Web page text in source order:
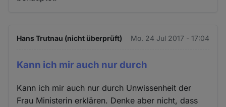
Hans Trutnau (nicht überprüft) Mo. 24 Jul 2017 - 17:04
Kann ich mir auch nur durch
Kann ich mir auch nur durch Unwissenheit der
Frau Ministerin erklären. Denke aber nicht, dass